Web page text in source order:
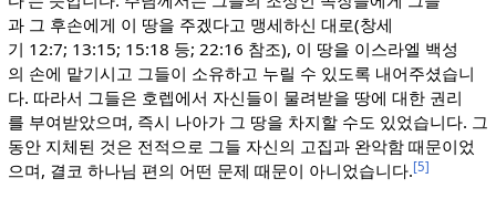
과 그 후손에게 이 땅을 주겠다고 맹세하신 대로(창세
기 12:7; 13:15; 15:18 등; 22:16 참조), 이 땅을 이스라엘 백성
의 손에 맡기시고 그들이 소유하고 누릴 수 있도록 내어주셨습니
다. 따라서 그들은 호렙에서 자신들이 물려받을 땅에 대한 권리
를 부여받았으며, 즉시 나아가 그 땅을 차지할 수도 있었습니다. 그
동안 지체된 것은 전적으로 그들 자신의 고집과 완악함 때문이었
으며, 결코 하나님 편의 어떤 문제 때문이 아니었습니다.[5]